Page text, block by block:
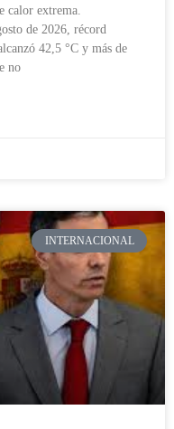
calor extrema.
de 2026, récord
42,5 °C y más de
no
INTERNACIONAL